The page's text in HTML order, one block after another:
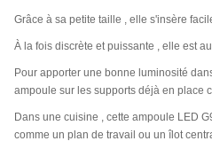
Grâce à sa petite taille , elle s'insère
À la fois discrète et puissante , elle est
Pour apporter une bonne luminosité
ampoule sur les supports déjà en place
Dans une cuisine , cette ampoule LED
comme un plan de travail ou un îlot